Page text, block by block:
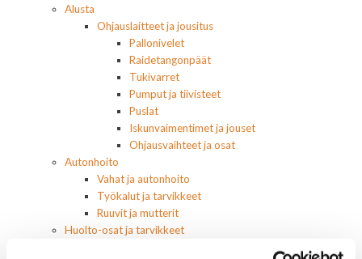
Alusta
Ohjauslaitteet ja jousitus
Pallonivelet
Raidetangonpäät
Tukivarret
Pumput ja tiivisteet
Puslat
Iskunvaimentimet ja jouset
Ohjausvaihteet ja osat
Autonhoito
Vahat ja autonhoito
Työkalut ja tarvikkeet
Ruuvit ja mutterit
Huolto-osat ja tarvikkeet